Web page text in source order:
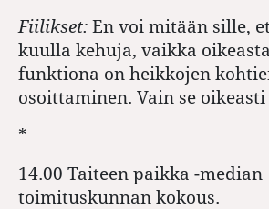
Fiilikset: En voi mitään sille,
kuulla kehuja, vaikka
funktiona on heikkojen
osoittaminen. Vain se
*
14.00 Taiteen paikka -median
toimituskunnan kokous.